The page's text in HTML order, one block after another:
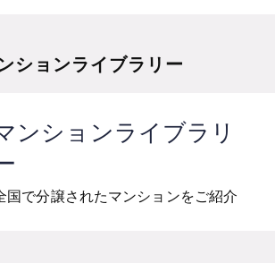
ションライブラリー
ンションライブラリ
国で分譲されたマンションをご紹介